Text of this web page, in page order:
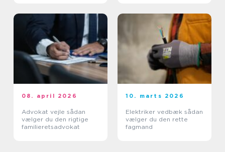
08. april 2026
Advokat vejle sådan
vælger du den rigtige
familieretsadvokat
10. marts 2026
Elektriker vedbæk sådan
vælger du den rette
fagmand